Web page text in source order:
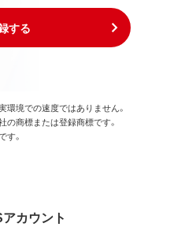
する
境での速度ではありません。
商標または登録商標です。
す。
カウント